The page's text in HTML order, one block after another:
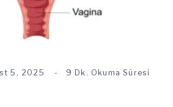
5, 2025 9 Dk. Okuma Süresi